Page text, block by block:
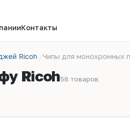
Контакты
Ricoh Чипы для монохромных
Ricoh58 товаров